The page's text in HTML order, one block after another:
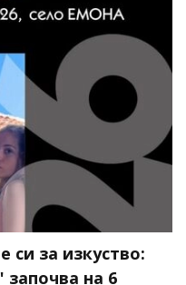
си за изкуство:
на 6